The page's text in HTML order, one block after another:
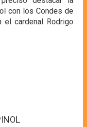
con los Condes de
el cardenal Rodrigo